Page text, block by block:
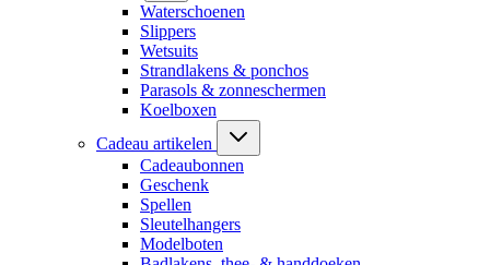
Waterschoenen
Slippers
Wetsuits
Strandlakens & ponchos
Parasols & zonneschermen
Koelboxen
Cadeau artikelen
Cadeaubonnen
Geschenk
Spellen
Sleutelhangers
Modelboten